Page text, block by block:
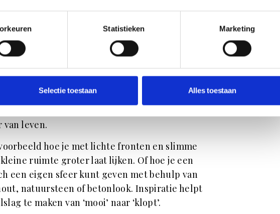
Statistieken Marketing
Selectie toestaan Alles toestaan
vol mooie plaatjes, maar het vinden van
haalbaar en toepasbaar is in jouw huis, dat is
Daarom is het handig om te beginnen bij
niet alleen stijlen ziet, maar ook voorbeelden
Goedekeuken inspiratiegaat
en indelingen samenwerken in de
van leven.
hoe je met lichte fronten en slimme
ruimte groter laat lijken. Of hoe je een
een eigen sfeer kunt geven met behulp van
natuursteen of betonlook. Inspiratie helpt
te maken van ‘mooi’ naar ‘klopt’.